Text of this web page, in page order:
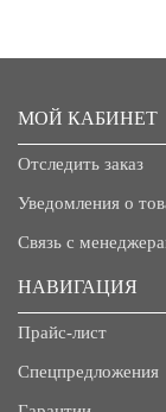
МОЙ КАБИНЕТ
Отследить заказ
Уведомления о
Связь с
НАВИГАЦИЯ
Прайс-лист
Спецпредложения